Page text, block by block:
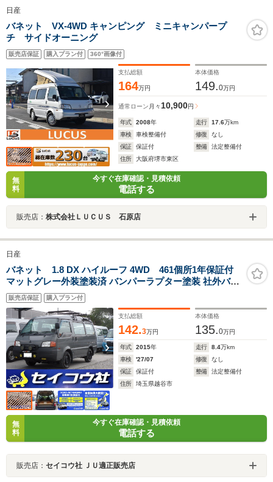
日産
バネット VX-4WD キャンピング ミニキャンパープ
チ サイドオーニング
販売店保証 購入プラン付 360°画像付
支払総額
164万円
本体価格
149.0万円
通常ローン 月々10,900円
年式 2008年 走行 17.6万km
車検
車検整備付 修復
なし
保証
保証付 整備
法定整備付
住所
大阪府堺市東区
無
料
今すぐ在庫確認・見積依頼
電話する
販売店： 株式会社ＬＵＣＵＳ 石原店
日産
バネット 1.8 DX ハイルーフ 4WD 461個所1年保証付
マットグレー外装塗装済 バンパーラプター塗装 社外バン
パーガード フォグランプ ハンガーバー 記録簿8枚 5D 2人
荷室ウッド加工 オープンカントリータイヤ AC Wエアバ
ック ABS PSPW 積載950kg
販売店保証 購入プラン付
支払総額
142.3万円
本体価格
135.0万円
年式 2015年 走行 8.4万km
車検
'27/07 修復
なし
保証
保証付 整備
法定整備付
住所
埼玉県越谷市
無
料
今すぐ在庫確認・見積依頼
電話する
販売店： セイコウ社 ＪＵ適正販売店